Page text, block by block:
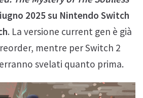
2025 su Nintendo Switch
. La versione current gen è già
mentre per Switch 2
svelati quanto prima.